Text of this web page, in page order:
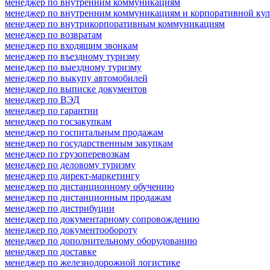
менеджер по внутренним коммуникациям и корпоративной
менеджер по внутрикорпоративным коммуникациям
менеджер по возвратам
менеджер по входящим звонкам
менеджер по въездному туризму
менеджер по выездному туризму
менеджер по выкупу автомобилей
менеджер по выписке документов
менеджер по ВЭД
менеджер по гарантии
менеджер по госзакупкам
менеджер по госпитальным продажам
менеджер по государственным закупкам
менеджер по грузоперевозкам
менеджер по деловому туризму
менеджер по директ-маркетингу
менеджер по дистанционному обучению
менеджер по дистанционным продажам
менеджер по дистрибуции
менеджер по документарному сопровождению
менеджер по документообороту
менеджер по дополнительному оборудованию
менеджер по доставке
менеджер по железнодорожной логистике